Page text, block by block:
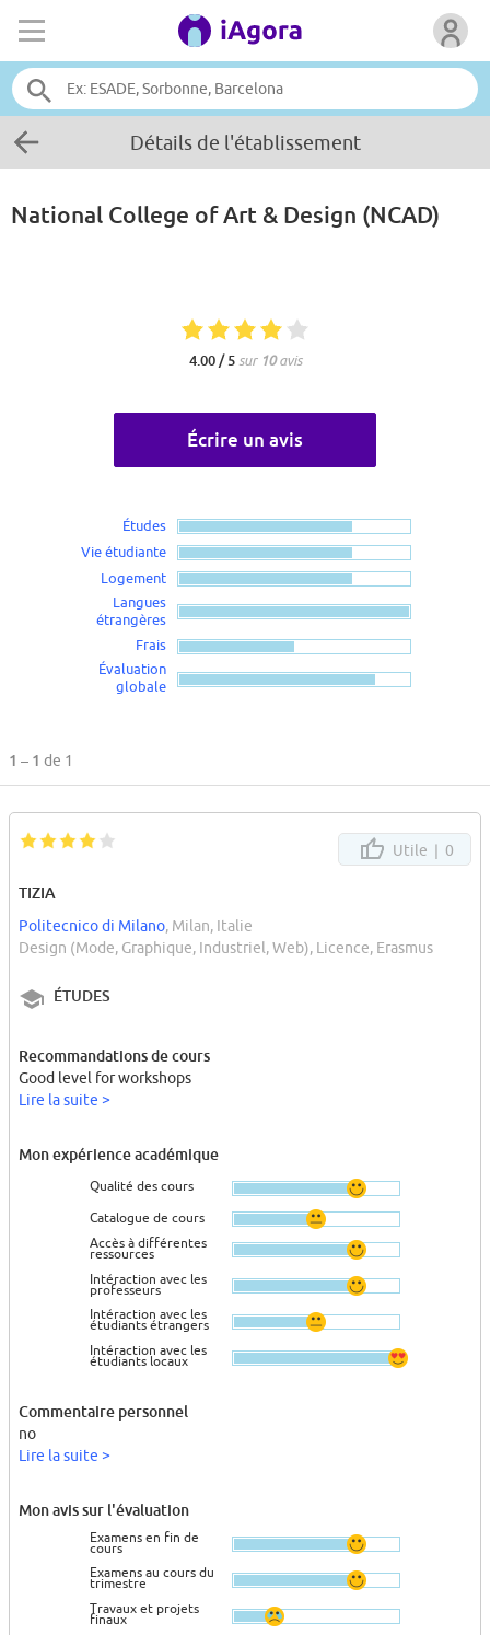
Détails de l'établissement
National College of Art & Design (NCAD)
4.00 / 5 sur 10avis
Écrire un avis
Études
Vie étudiante
Logement
Langues
étrangères
Frais
Évaluation
globale
1 – 1 de 1
Utile | 0
TIZIA
Politecnico di Milano, Milan, Italie
Design (Mode, Graphique, Industriel, Web), Licence, Erasmus
ÉTUDES
Recommandations de cours
Good level for workshops
Lire la suite >
Mon expérience académique
Qualité des cours
Catalogue de cours
Accès à différentes
ressources
Intéraction avec les
professeurs
Intéraction avec les
étudiants étrangers
Intéraction avec les
étudiants locaux
Commentaire personnel
no
Lire la suite >
Mon avis sur l'évaluation
Examens en fin de
cours
Examens au cours du
trimestre
Travaux et projets
finaux